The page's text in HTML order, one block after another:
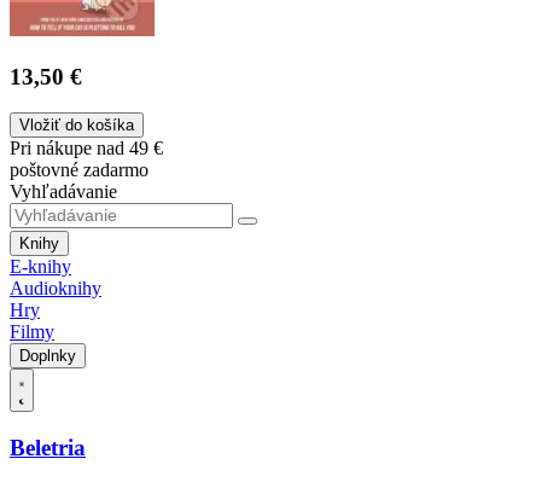
13,50 €
Vložiť do košíka
Pri nákupe nad 49 €
poštovné zadarmo
Vyhľadávanie
Knihy
E-knihy
Audioknihy
Hry
Filmy
Doplnky
Beletria